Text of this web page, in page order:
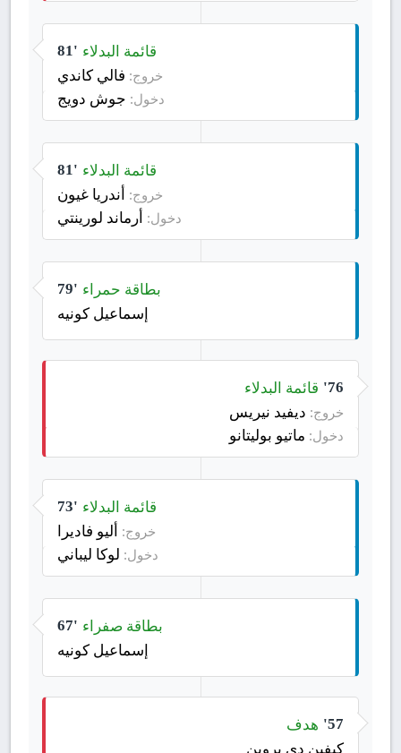
81' قائمة البدلاء
خروج: فالي كاندي
دخول: جوش دويج
81' قائمة البدلاء
خروج: أندريا غيون
دخول: أرماند لورينتي
79' بطاقة حمراء
إسماعيل كونيه
76' قائمة البدلاء
خروج: ديفيد نيريس
دخول: ماتيو بوليتانو
73' قائمة البدلاء
خروج: أليو فاديرا
دخول: لوكا ليباني
67' بطاقة صفراء
إسماعيل كونيه
57' هدف
كيفين دي بروين